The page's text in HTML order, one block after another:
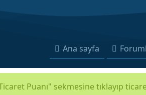
Ana sayfa
Puanı" sekmesine tıklayıp